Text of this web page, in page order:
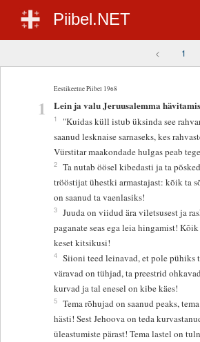
Piibel.NET
< 1
Eestikeelne Piibel 1968
1 Lein ja valu Jeruusalemma
1
"Kuidas küll istub üksinda see
saanud lesknaise sarnaseks, kes
Vürstitar maakondade hulgas peab
2 Ta nutab öösel kibedasti ja ta
trööstijat ühestki armastajast: kõik ta
on saanud ta vaenlasiks!
3 Juuda on viidud ära viletsusest ja
paganate seas ega leia hingamist!
keset kitsikusi!
4 Siioni teed leinavad, et pole
väravad on tühjad, ta preestrid
kurvad ja tal enesel on kibe käes!
5 Tema rõhujad on saanud peaks,
hästi! Sest Jehoova on teda
üleastumiste pärast! Tema lastel on